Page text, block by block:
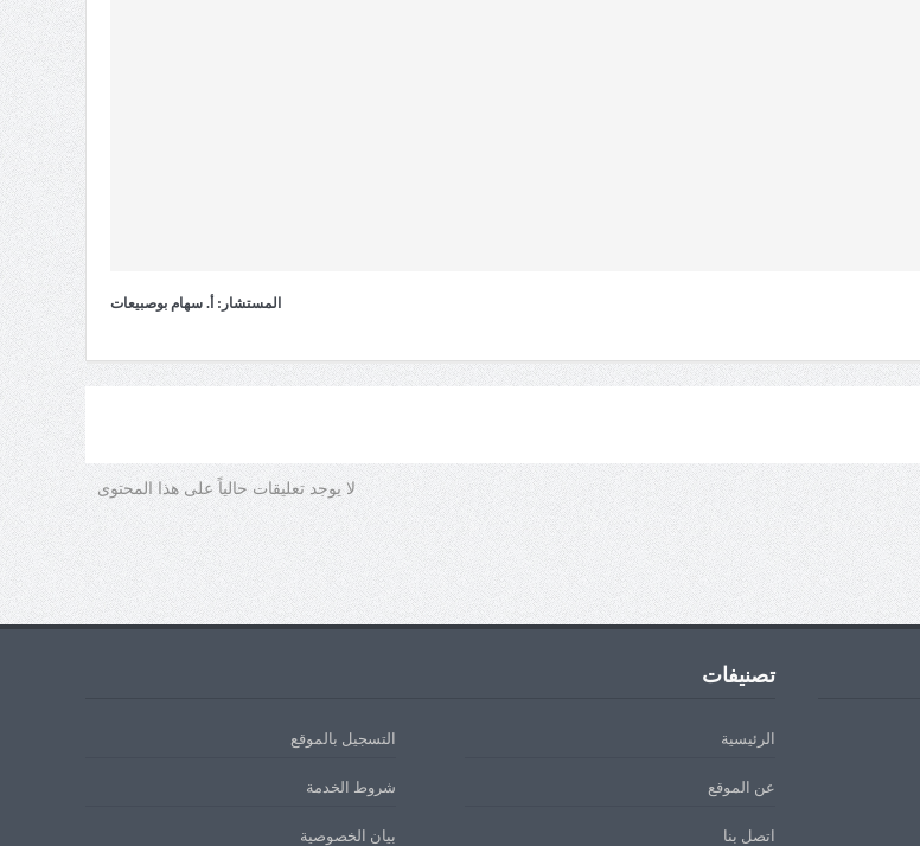
المستشار: أ. سهام بوصبيعات
لا يوجد تعليقات حالياً على هذا المحتوى
تصنيفات
الرئيسية التسجيل بالموقع
عن الموقع شروط الخدمة
اتصل بنا بيان الخصوصية